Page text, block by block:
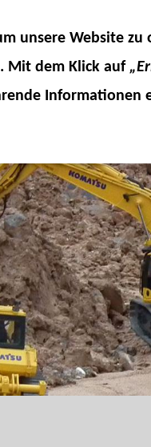
ONLINESHOP
unsere Website
Mit dem Klick auf
Informationen